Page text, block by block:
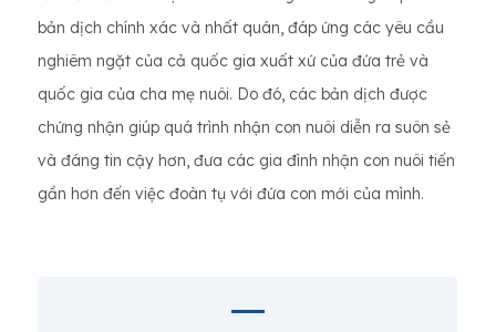
bản dịch chính xác và nhất quán, đáp ứng các yêu cầu
nghiêm ngặt của cả quốc gia xuất xứ của đứa trẻ và
quốc gia của cha mẹ nuôi. Do đó, các bản dịch được
chứng nhận giúp quá trình nhận con nuôi diễn ra suôn sẻ
và đáng tin cậy hơn, đưa các gia đình nhận con nuôi tiến
gần hơn đến việc đoàn tụ với đứa con mới của mình.